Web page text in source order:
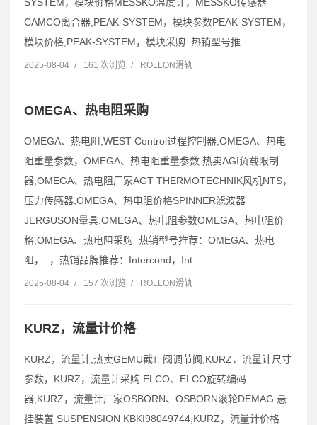
CAMCO离合器,PEAK-SYSTEM，模块参数PEAK-SYSTEM，
模块价格,PEAK-SYSTEM，模块采购 热销型号推...
2025-08-04 / 161 次浏览 / ROLLON滑轨
OMEGA、热电阻采购
OMEGA、热电阻,WEST Control过程控制器,OMEGA、热电
阻重量参数，OMEGA、热电阻重量参数 热卖AGI负载限制
器,OMEGA、热电阻厂家AGT THERMOTECHNIK风机NTS，
压力传感器,OMEGA、热电阻价格SPINNER滤波器
JERGUSON量具,OMEGA、热电阻参数OMEGA、热电阻价
格,OMEGA、热电阻采购 热销型号推荐：OMEGA、热电
阻， ，热销品牌推荐：Intercond，Int...
2025-08-04 / 157 次浏览 / ROLLON滑轨
KURZ，流量计价格
KURZ，流量计,热卖GEMU截止阀调节阀,KURZ，流量计尺寸
参数，KURZ，流量计采购 ELCO、ELCO旋转编码
器,KURZ，流量计厂家OSBORN、OSBORN滚轮DEMAG 悬
挂装置 SUSPENSION KBKI98049744,KURZ，流量计价格